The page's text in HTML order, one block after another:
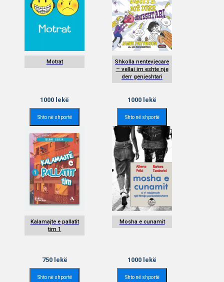
Motrat
1000 lekë
Shto në shportë
Shkolla nentevjecare
– vellai im eshte nje
derr genjeshtari
1000 lekë
Shto në shportë
Kalamajte e pallatit
tim 1
750lekë
Shto në shportë
Mosha e cunamit
1000 lekë
Shto në shportë